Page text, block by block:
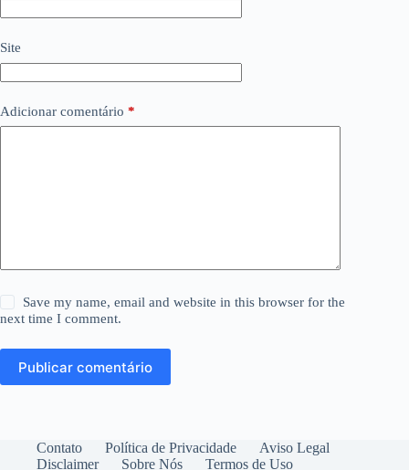
Site
Adicionar comentário *
Save my name, email and website in this browser for the
next time I comment.
Publicar comentário
Contato Política de Privacidade
Aviso Legal
Disclaimer
Sobre Nós Termos de Uso